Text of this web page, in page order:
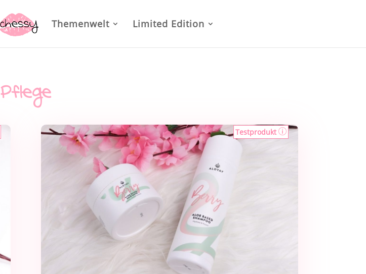
Themenwelt Limited Edition
Pflege
Testprodukt p